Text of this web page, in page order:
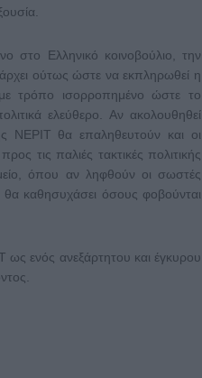
στο Ελληνικό κοινοβούλιο, την
ούτως ώστε να εκπληρωθεί η
τρόπο ισορροπημένο ώστε το
ελεύθερο. Αν ακολουθηθεί
ΝΕΡΙΤ θα επαληθευτούν και οι
τις παλιές τακτικές πολιτικής
όπου αν ληφθούν οι σωστές
καθησυχάσει όσους φοβούνται
ως ενός ανεξάρτητου και έγκυρου